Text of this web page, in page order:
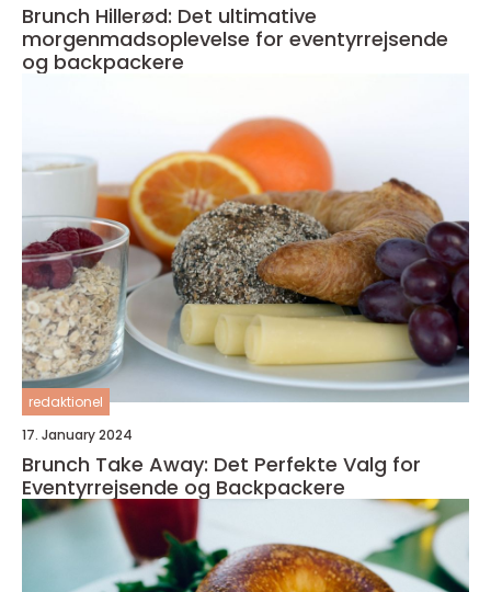
Brunch Hillerød: Det ultimative
morgenmadsoplevelse for eventyrrejsende
og backpackere
redaktionel
17. January 2024
Brunch Take Away: Det Perfekte Valg for
Eventyrrejsende og Backpackere